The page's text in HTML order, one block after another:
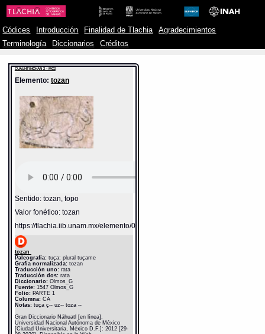
Códices Introducción Finalidad de Tlachia
Agradecimientos
Terminología
Diccionarios Créditos
CUAUHTINCHAN 2 - MC2
Elemento: tozan
Sentido: tozan, topo
Valor fonético: tozan
https://tlachia.iib.unam.mx/elemento/02.02.14
tozan
Paleografía:tuça; plural tuçame
Grafía normalizada:tozan
Traducción uno:rata
Traducción dos:rata
Diccionario: Olmos_G
Fuente:1547 Olmos_G
Folio:PARTE 1
Columna:CA
Notas:tuça ç-- uz-- toza --
Gran Diccionario Náhuatl [en línea].
Universidad Nacional Autónoma de México
[Ciudad Universitaria, México D.F.]: 2012 [29-